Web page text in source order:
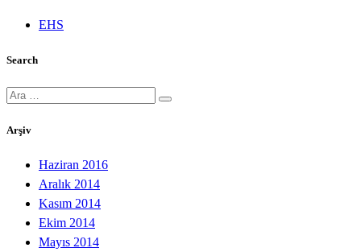
EHS
Search
Ara:
Arşiv
Haziran 2016
Aralık 2014
Kasım 2014
Ekim 2014
Mayıs 2014